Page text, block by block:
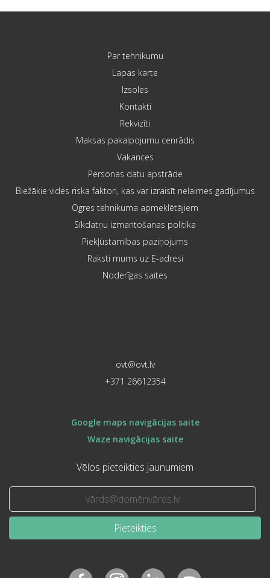
Par tehnikumu
Lapas karte
Izsoles
Kontakti
Rekvizīti
Maksas pakalpojumu cenrādis
Vakances
Personas datu apstrāde
Biežākie vides riska faktori, kas var izraisīt nelaimes gadījumus
Ogres tehnikuma apmeklētājiem
Sīkdatņu izmantošanas politika
Piekļūstamības paziņojums
Raksti mums uz E-adresi
Noderīgas saites
ovt@ovt.lv
+371 26612354
Google maps navigācijas saite
Waze navigācijas saite
Vēlos pieteikties jaunumiem
Pieteikties